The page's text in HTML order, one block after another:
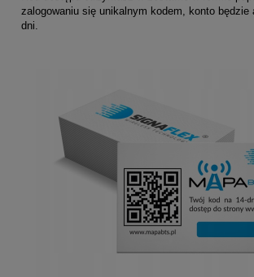
zalogowaniu się unikalnym kodem, konto będzie
dni.